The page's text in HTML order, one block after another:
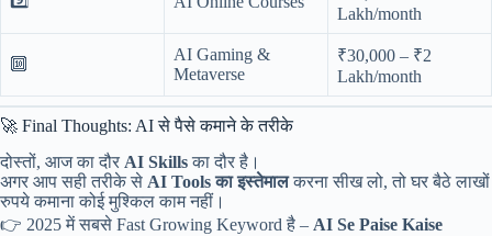
Lakh/month
🔟
AI Gaming &
Metaverse
₹30,000 – ₹2
Lakh/month
🚀 Final Thoughts: AI से पैसे कमाने के तरीके
दोस्तों, आज का दौर AI Skillsका दौर है।
अगर आप सही तरीके से AI Tools का इस्तेमालकरना सीख लो, तो घर बैठे लाखों
रुपये कमाना कोई मुश्किल काम नहीं।
👉 2025 में सबसे Fast Growing Keyword है – AI Se Paise Kaise